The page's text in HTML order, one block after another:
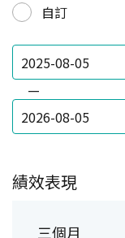
自訂
—
績效表現
三個月